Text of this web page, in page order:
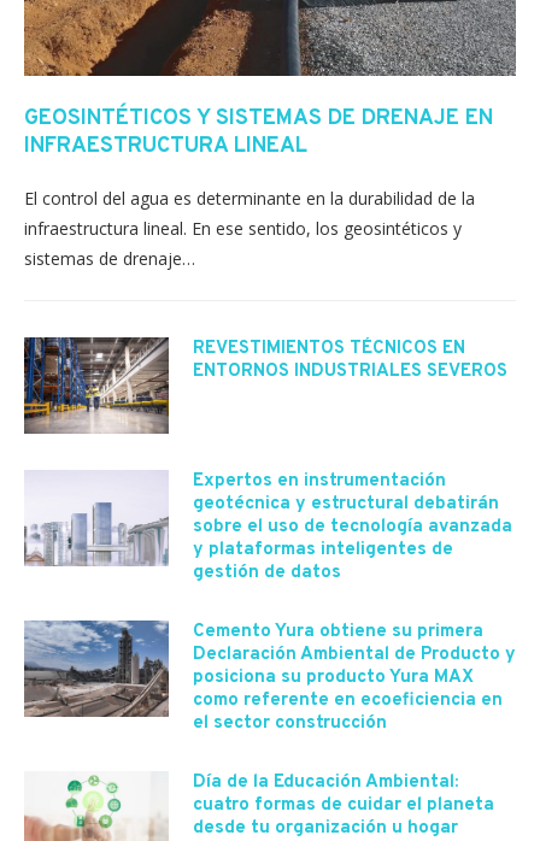
GEOSINTÉTICOS Y SISTEMAS DE DRENAJE EN
INFRAESTRUCTURA LINEAL
El control del agua es determinante en la durabilidad de la
infraestructura lineal. En ese sentido, los geosintéticos y
sistemas de drenaje…
REVESTIMIENTOS TÉCNICOS EN
ENTORNOS INDUSTRIALES SEVEROS
Expertos en instrumentación
geotécnica y estructural debatirán
sobre el uso de tecnología avanzada
y plataformas inteligentes de
gestión de datos
Cemento Yura obtiene su primera
Declaración Ambiental de Producto y
posiciona su producto Yura MAX
como referente en ecoeficiencia en
el sector construcción
Día de la Educación Ambiental:
cuatro formas de cuidar el planeta
desde tu organización u hogar